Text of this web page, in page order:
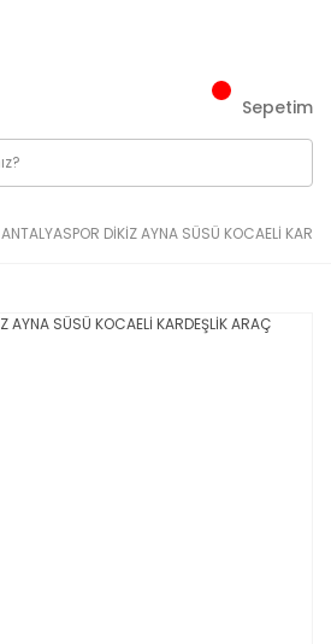
Sepetim
ANTALYASPOR DİKİZ AYNA SÜSÜ KOCAELİ